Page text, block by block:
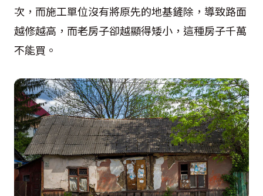
次，而施工單位沒有將原先的地基鏟除，導致路面
越修越高，而老房子卻越顯得矮小，這種房子千萬
不能買。